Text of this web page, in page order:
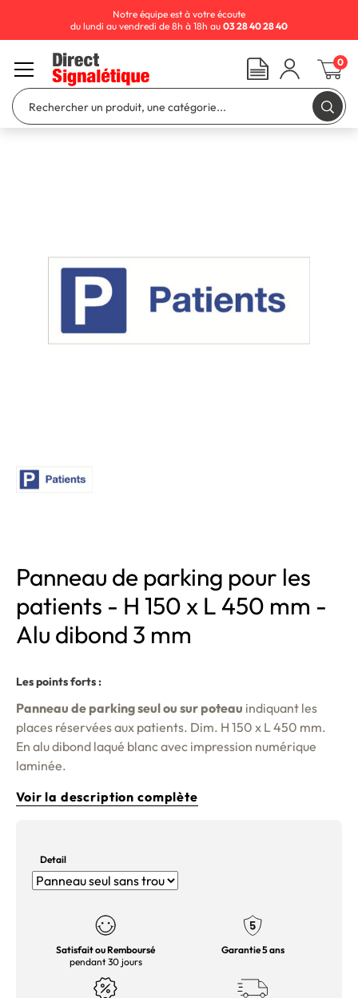
Panneau de parking pour les
patients - H 150 x L 450 mm -
Alu dibond 3 mm
Les points forts :
Panneau de parking seul ou sur poteau indiquant les
places réservées aux patients. Dim. H 150 x L 450 mm.
En alu dibond laqué blanc avec impression numérique
laminée.
Voir la description complète
Detail
Satisfait ou Remboursé
pendant 30 jours
Garantie 5 ans
Notre équipe est à votre écoute
du lundi au vendredi de 8h à 18h au 03 28 40 28 40
0